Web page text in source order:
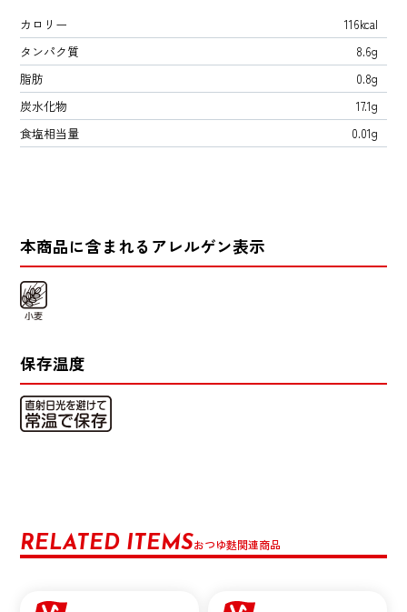
カロリー
116kcal
タンパク質
8.6g
脂肪
0.8g
炭水化物
17.1g
食塩相当量
0.01g
本商品に含まれるアレルゲン表示
保存温度
RELATED ITEMSおつゆ麩関連商品